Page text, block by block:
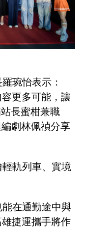
琬怡表示：
更多可能，讓
長蜜柑兼職
劇林佩禎分享
軌列車、實境
在通勤途中與
捷運攜手將作